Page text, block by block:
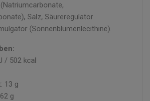
Salz, Säureregulator
(Sonnenblumenlecithine).
/ 502 kcal
13 g
g